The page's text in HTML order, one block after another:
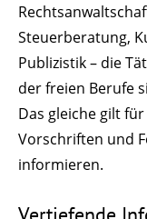
Steuerberatung,
Publizistik – die
der freien Berufe
Das gleiche gilt
Vorschriften und
informieren.